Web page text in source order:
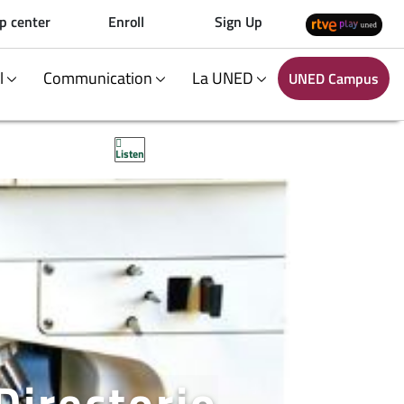
center Enroll Sign Up
Communication La UNED UNED Campus
Listen